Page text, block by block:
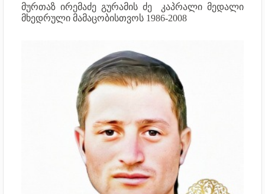
მურთაზ ირემაძე გურამის ძე კაპრალი მედალი
მხედრული მამაცობისთვოს 1986-2008